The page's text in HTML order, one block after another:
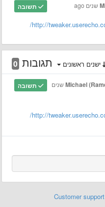
תשובה
http://
תגובות 0 ישנים ראשונים
תשובה Michael13 שנים
http://
Customer